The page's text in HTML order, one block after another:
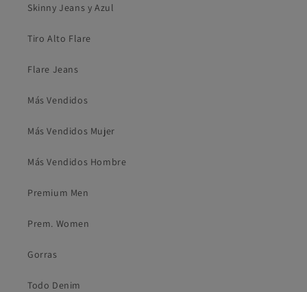
Skinny Jeans y Azul
Tiro Alto Flare
Flare Jeans
Más Vendidos
Más Vendidos Mujer
Más Vendidos Hombre
Premium Men
Prem. Women
Gorras
Todo Denim